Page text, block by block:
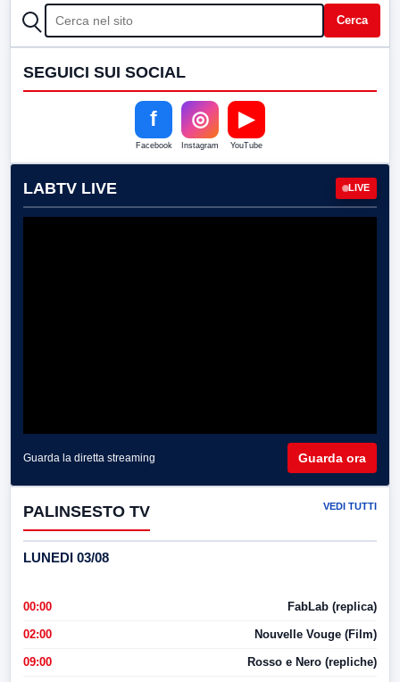
CERCA Cerca
SEGUICI SUI SOCIAL
f
Facebook
◎
Instagram
▶
YouTube
LABTV LIVE LIVE
Guarda la diretta streaming Guarda ora
PALINSESTO TV VEDI TUTTI
LUNEDI 03/08
00:00 FabLab (replica)
02:00 Nouvelle Vouge (Film)
09:00 Rosso e Nero (repliche)